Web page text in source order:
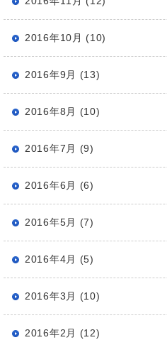
2016年10月 (10)
2016年9月 (13)
2016年8月 (10)
2016年7月 (9)
2016年6月 (6)
2016年5月 (7)
2016年4月 (5)
2016年3月 (10)
2016年2月 (12)